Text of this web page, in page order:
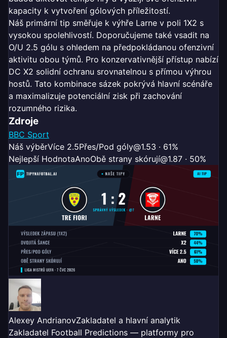
kapacity k vytvoření gólových příležitostí.
Náš primární tip směřuje k výhře Larne v poli 1X2 s
vysokou spolehlivostí. Doporučujeme také vsadit na
O/U 2.5 gólu s ohledem na předpokládanou ofenzivní
aktivitu obou týmů. Pro konzervativnější přístup nabízí
DC X2 solidní ochranu srovnatelnou s přímou výhrou
hostů. Tato kombinace sázek pokrývá hlavní scénáře
a maximalizuje potenciální zisk při zachování
rozumného rizika.
Zdroje
BBC Sport
Náš výběrVíce 2.5Přes/Pod góly@1.53 · 61%
Nejlepší HodnotaAnoObě strany skórují@1.87 · 50%
Alexey AndrianovZakladatel a hlavní analytik
Zakladatel Football Predictions — platformy pro